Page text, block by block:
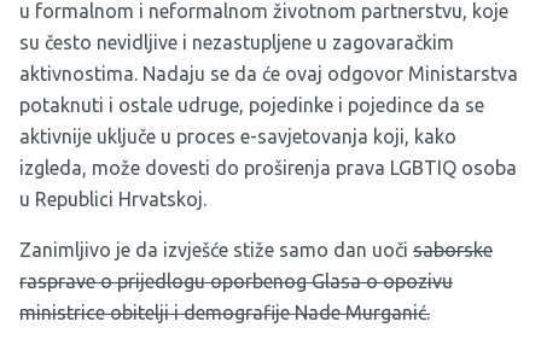
u formalnom i neformalnom životnom partnerstvu, koje
su često nevidljive i nezastupljene u zagovaračkim
aktivnostima. Nadaju se da će ovaj odgovor Ministarstva
potaknuti i ostale udruge, pojedinke i pojedince da se
aktivnije uključe u proces e-savjetovanja koji, kako
izgleda, može dovesti do proširenja prava LGBTIQ osoba
u Republici Hrvatskoj.
Zanimljivo je da izvješće stiže samo dan uoči saborske
rasprave o prijedlogu oporbenog Glasa o opozivu
ministrice obitelji i demografije Nade Murganić.